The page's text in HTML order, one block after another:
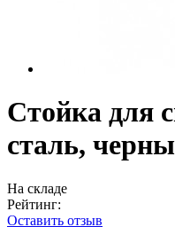
Стойка для
сталь,
На складе
Рейтинг:
Оставить отзыв